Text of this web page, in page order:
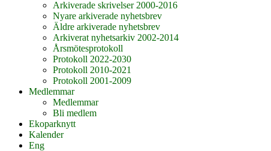
Arkiverade skrivelser 2000-2016
Nyare arkiverade nyhetsbrev
Äldre arkiverade nyhetsbrev
Arkiverat nyhetsarkiv 2002-2014
Årsmötesprotokoll
Protokoll 2022-2030
Protokoll 2010-2021
Protokoll 2001-2009
Medlemmar
Medlemmar
Bli medlem
Ekoparknytt
Kalender
Eng